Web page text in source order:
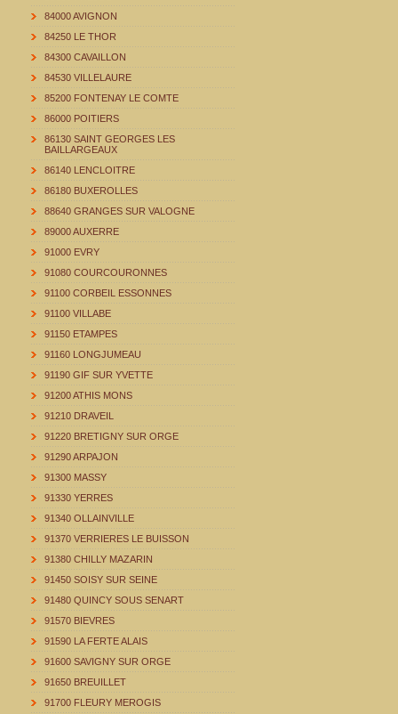
84000 AVIGNON
84250 LE THOR
84300 CAVAILLON
84530 VILLELAURE
85200 FONTENAY LE COMTE
86000 POITIERS
86130 SAINT GEORGES LES
BAILLARGEAUX
86140 LENCLOITRE
86180 BUXEROLLES
88640 GRANGES SUR VALOGNE
89000 AUXERRE
91000 EVRY
91080 COURCOURONNES
91100 CORBEIL ESSONNES
91100 VILLABE
91150 ETAMPES
91160 LONGJUMEAU
91190 GIF SUR YVETTE
91200 ATHIS MONS
91210 DRAVEIL
91220 BRETIGNY SUR ORGE
91290 ARPAJON
91300 MASSY
91330 YERRES
91340 OLLAINVILLE
91370 VERRIERES LE BUISSON
91380 CHILLY MAZARIN
91450 SOISY SUR SEINE
91480 QUINCY SOUS SENART
91570 BIEVRES
91590 LA FERTE ALAIS
91600 SAVIGNY SUR ORGE
91650 BREUILLET
91700 FLEURY MEROGIS